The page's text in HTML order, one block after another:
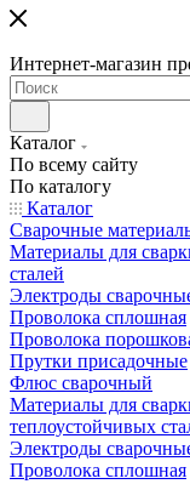
Интернет-магазин
Каталог
По всему сайту
По каталогу
Каталог
Сварочные
Материалы для
сталей
Электроды
Проволока сплошная
Проволока
Прутки присадочные
Флюс сварочный
Материалы для
теплоустойчивых
Электроды
Проволока сплошная